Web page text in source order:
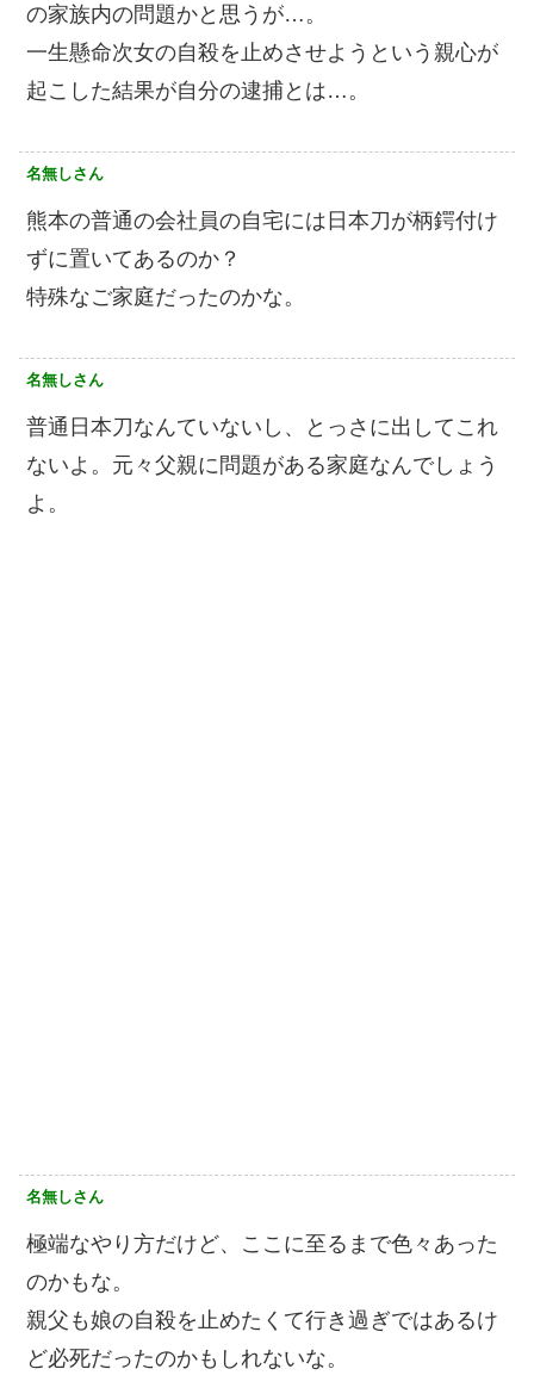
の家族内の問題かと思うが…。
一生懸命次女の自殺を止めさせようという親心が
起こした結果が自分の逮捕とは…。
名無しさん
熊本の普通の会社員の自宅には日本刀が柄鍔付け
ずに置いてあるのか？
特殊なご家庭だったのかな。
名無しさん
普通日本刀なんていないし、とっさに出してこれ
ないよ。元々父親に問題がある家庭なんでしょう
よ。
名無しさん
極端なやり方だけど、ここに至るまで色々あった
のかもな。
親父も娘の自殺を止めたくて行き過ぎではあるけ
ど必死だったのかもしれないな。